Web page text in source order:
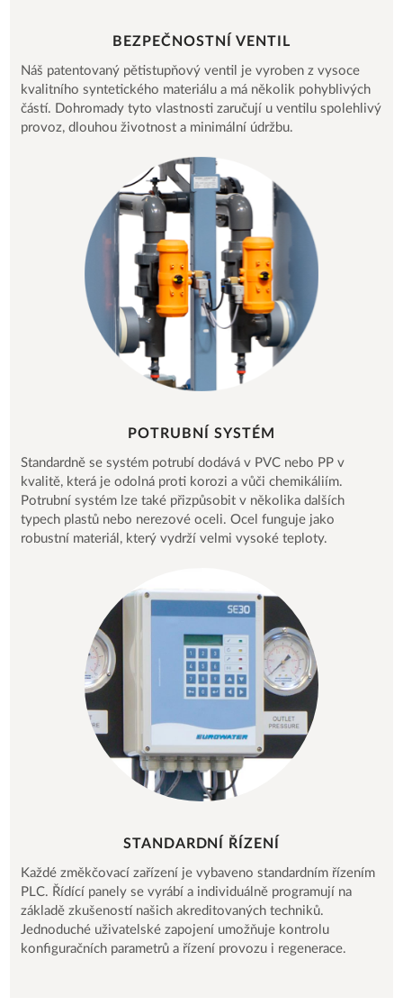
BEZPEČNOSTNÍ VENTIL
Náš patentovaný pětistupňový ventil je vyroben z vysoce
kvalitního syntetického materiálu a má několik pohyblivých
částí. Dohromady tyto vlastnosti zaručují u ventilu spolehlivý
provoz, dlouhou životnost a minimální údržbu.
POTRUBNÍ SYSTÉM
Standardně se systém potrubí dodává v PVC nebo PP v
kvalitě, která je odolná proti korozi a vůči chemikáliím.
Potrubní systém lze také přizpůsobit v několika dalších
typech plastů nebo nerezové oceli. Ocel funguje jako
robustní materiál, který vydrží velmi vysoké teploty.
STANDARDNÍ ŘÍZENÍ
Každé změkčovací zařízení je vybaveno standardním řízením
PLC. Řídící panely se vyrábí a individuálně programují na
základě zkušeností našich akreditovaných techniků.
Jednoduché uživatelské zapojení umožňuje kontrolu
konfiguračních parametrů a řízení provozu i regenerace.